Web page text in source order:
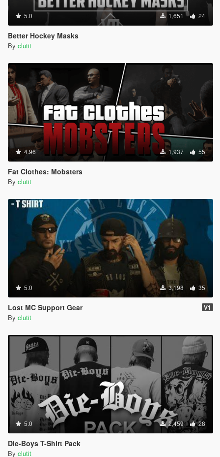
5.0 1,651 24
Better Hockey Masks
By clutit
4.96 1,937 55
Fat Clothes: Mobsters
By clutit
5.0 3,198 35
Lost MC Support Gear V1
By clutit
5.0 2,459 28
Die-Boys T-Shirt Pack
By clutit